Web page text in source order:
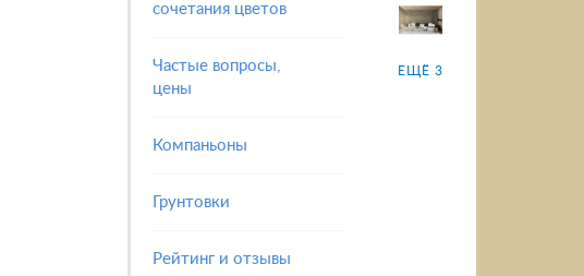
сочетания цветов
Частые вопросы,
цены
Компаньоны
Грунтовки
Рейтинг и отзывы
ЕЩЁ 3